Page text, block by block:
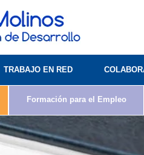
TRABAJO EN RED
Formación para el Empleo